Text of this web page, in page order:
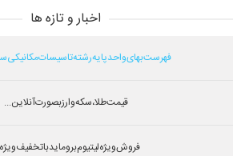
اخبار و تازه ها
فهرست بهای واحد پایه رشته تاسیسات مکانیکی سال
قیمت طلا،سکه و ارز بصورت آنلاین...
فروش ویژه لیتیوم بروماید با تخفیف